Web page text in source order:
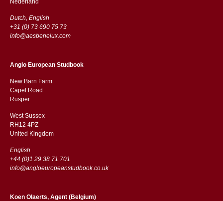
​​Nederland
Dutch, English
+31 (0) 73 690 75 73
info@aesbenelux.com
Anglo European Studbook
New Barn Farm
Capel Road
​​Rusper
West Sussex
RH12 4PZ
​​United Kingdom
English
+44 (0)1 29 38 71 701
info@angloeuropeanstudbook.co.uk
Koen Olaerts, Agent (Belgium)